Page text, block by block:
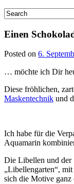
Einen
Posted on 6.
… möchte ich Dir
Diese fröhlichen,
Maskentechnik und
Ich habe für die
Aquamarin
Die Libellen und der
„Libellengarten“, mit
sich die Motive ganz